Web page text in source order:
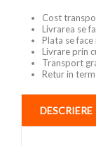
Cost
Livrarea se
Plata se
Livrare prin
Transport
Retur in
DESCRIERE